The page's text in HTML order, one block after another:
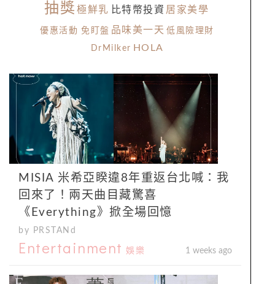
抽獎 極鮮乳 比特幣投資 居家美學
優惠活動 免盯盤 品味美一天 低風險理財
DrMilker HOLA
MISIA 米希亞睽違8年重返台北喊：我
回來了！兩天曲目藏驚喜
《Everything》掀全場回憶
by PRSTANd
Entertainment 娛樂 1 weeks ago